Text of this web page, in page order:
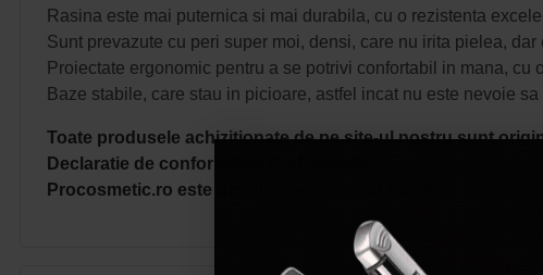
Rasina este mai puternica si mai durabila, cu o rezistenta
Sunt prevazute cu peri super moi, densi, care nu irita pielea, dar
Proiectate ergonomic pentru a se potrivi confortabil in mana, cu
Baze stabile, care stau in picioare, astfel incat nu este nevoie
Toate produsele achizitionate de pe site-ul nostru sunt
Declaratie de conformitate ProCosmetic.
Procosmetic.ro este distribuitor autorizat L3vel3.